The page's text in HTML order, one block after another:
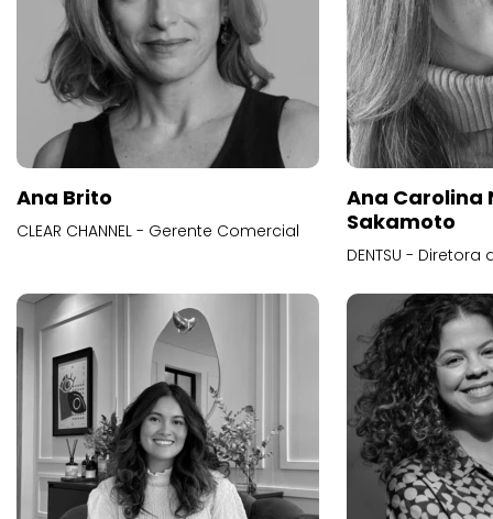
Ana Brito
CLEAR CHANNEL - Gerente Comercial
Ana Carolina
Sakamoto
DENTSU -